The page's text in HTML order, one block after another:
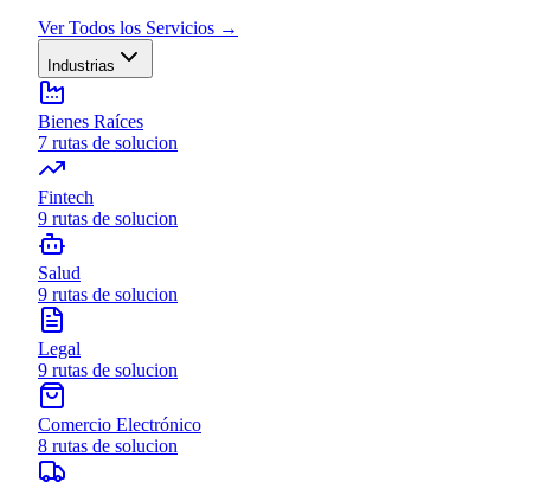
Ver Todos los Servicios →
Industrias
Bienes Raíces
7 rutas de solucion
Fintech
9 rutas de solucion
Salud
9 rutas de solucion
Legal
9 rutas de solucion
Comercio Electrónico
8 rutas de solucion